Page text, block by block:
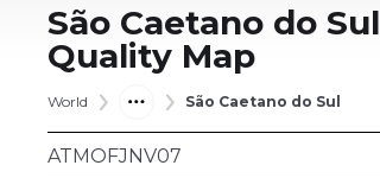
São Caetano do Sul
Quality Map
World São Caetano do Sul
ATMOFJNV07